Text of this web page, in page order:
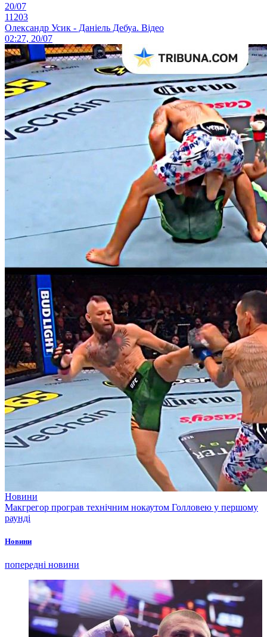
20/07
11203
Олександр Усик - Даніель Дебуа. Відео
02:27, 20/07
Новини
Макгрегор програв технічним нокаутом Голловею у першому
раунді
Новини
попередні новини